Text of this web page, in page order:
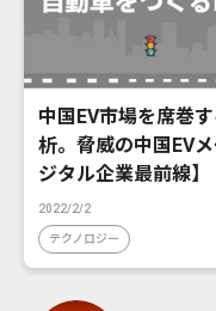
中国EV市場を席巻
析。脅威の中国EV
ジタル企業最前線】
2022/2/2
テクノロジー